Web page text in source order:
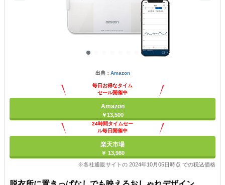
出典： Amazon
毎日お得なタイム
セール開催中
Amazon
￥13,500
24時間タイムセー
ル毎日開催中
楽天市場
￥ 13,980
※各社通販サイトの 2024年10月05日時点 での税込価格